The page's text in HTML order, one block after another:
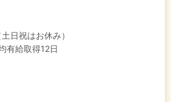
日祝はお休み）
有給取得12日